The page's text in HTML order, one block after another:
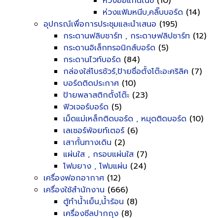
ห่วงแฟ้มหนีบ,คลิ๊บบอร์ด (14)
อุปกรณ์เพื่อการประชุมและนำเสนอ (195)
กระดานฟลิบชาร์ท , กระดาษฟลิปชาร์ท (12)
กระดานอิเล็กทรอนิกส์บอร์ด (5)
กระดานไวท์บอร์ด (84)
กล่องใส่โบรชัวร์,ป้ายชื่อตั้งโต๊ะอะคริลิค (7)
บอร์ดติดประกาศ (10)
ป้ายพลาสติกตั้งโต๊ะ (23)
ฟิวเจอร์บอร์ด (5)
เม็ดแม่เหล็กติดบอร์ด , หมุดติดบอร์ด (10)
เลเซอร์พ้อยท์เตอร์ (6)
เสากั้นทางเดิน (2)
แผ่นใส , กรอบแผ่นใส (7)
โฟมยาง , โฟมแผ่น (24)
เครื่องฟอกอากาศ (12)
เครื่องใช้สำนักงาน (666)
ตู้ทำน้ำเย็น,น้ำร้อน (8)
เครื่องซีลปากถุง (8)